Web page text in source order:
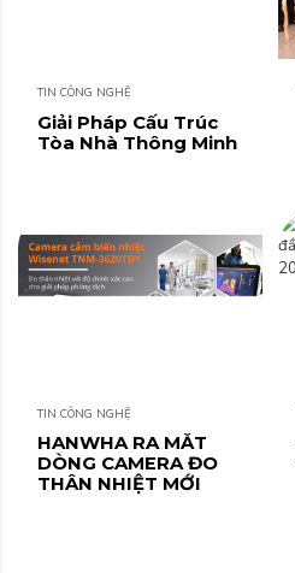
TIN CÔNG NGHỆ
Giải Pháp Cấu Trúc
Tòa Nhà Thông Minh
TIN CÔNG NGHỆ
HANWHA RA MẮT
DÒNG CAMERA ĐO
THÂN NHIỆT MỚI